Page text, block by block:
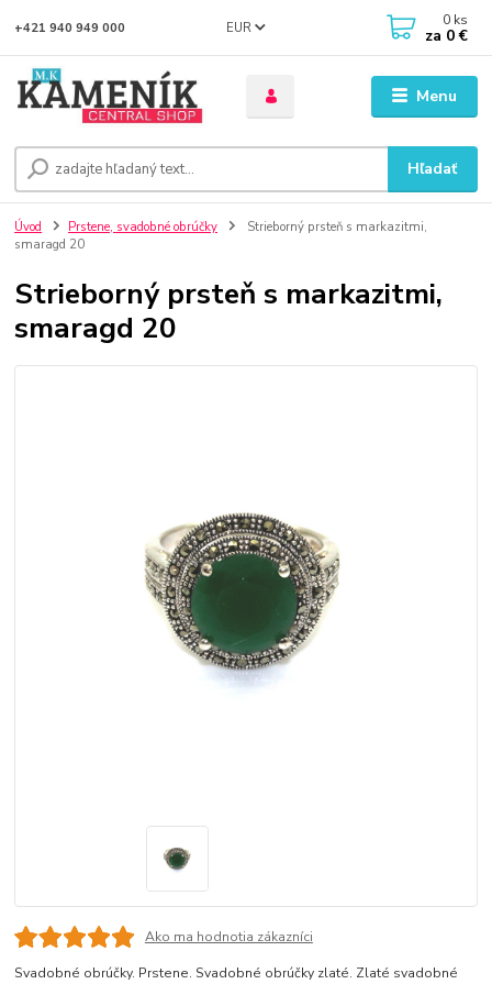
Menu
EUR
Hľadať
+421 940 949 000 0 ks
za 0 €
Úvod Prstene, svadobné obrúčky
Strieborný prsteň s markazitmi,
smaragd 20
Strieborný prsteň s markazitmi,
smaragd 20
Ako ma hodnotia zákazníci
Svadobné obrúčky. Prstene. Svadobné obrúčky zlaté. Zlaté svadobné